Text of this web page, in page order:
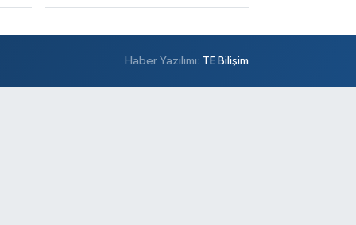
Haber Yazılımı: TE Bilişim